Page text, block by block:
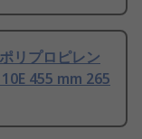
リプロピレン
455 mm 265